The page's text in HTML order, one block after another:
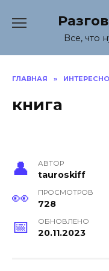
содержаниюВсе, что
ГЛАВНАЯ »
книга
АВТОР
tauroskiff
ПРОСМОТРОВ
728
ОБНОВЛЕНО
20.11.2023